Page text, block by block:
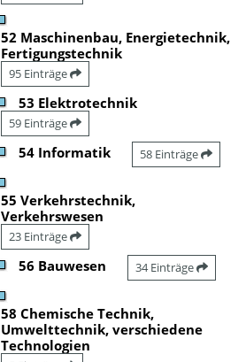
52 Maschinenbau, Energietechnik,
Fertigungstechnik
95 Einträge
53 Elektrotechnik
59 Einträge
54 Informatik 58 Einträge
55 Verkehrstechnik,
Verkehrswesen
23 Einträge
56 Bauwesen 34 Einträge
58 Chemische Technik,
Umwelttechnik, verschiedene
Technologien